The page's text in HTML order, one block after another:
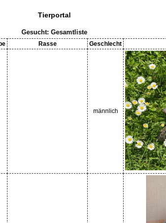
Tierportal
Gesucht: Gesamtliste
Rasse Geschlecht
männlich